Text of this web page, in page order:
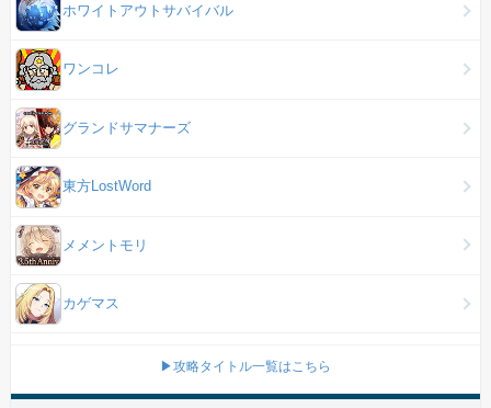
ホワイトアウトサバイバル
ワンコレ
グランドサマナーズ
東方LostWord
メメントモリ
カゲマス
▶攻略タイトル一覧はこちら